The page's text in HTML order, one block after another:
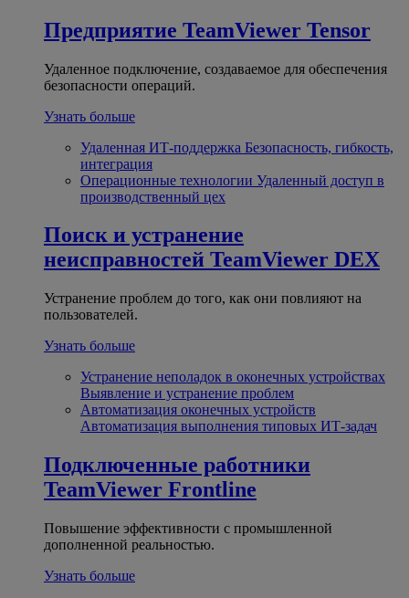
Предприятие TeamViewer Tensor
Удаленное подключение, создаваемое для обеспечения
безопасности операций.
Узнать больше
Удаленная ИТ-поддержка Безопасность, гибкость,
интеграция
Операционные технологии Удаленный доступ в
производственный цех
Поиск и устранение
неисправностей TeamViewer DEX
Устранение проблем до того, как они повлияют на
пользователей.
Узнать больше
Устранение неполадок в оконечных устройствах
Выявление и устранение проблем
Автоматизация оконечных устройств
Автоматизация выполнения типовых ИТ-задач
Подключенные работники
TeamViewer Frontline
Повышение эффективности с промышленной
дополненной реальностью.
Узнать больше